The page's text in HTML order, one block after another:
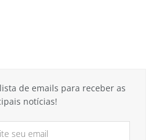
de emails para receber as
notícias!